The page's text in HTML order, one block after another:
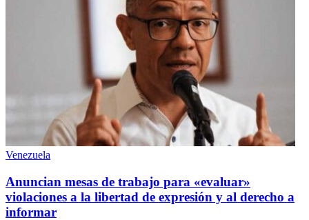
Venezuela
Anuncian mesas de trabajo para «evaluar»
violaciones a la libertad de expresión y al derecho a
informar